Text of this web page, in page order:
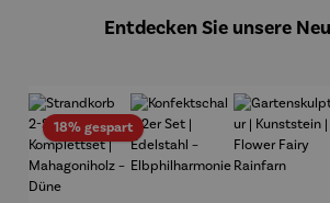
Entdecken Sie unsere
18% gespartRabatt